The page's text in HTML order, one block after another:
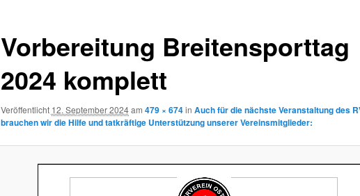
Vorbereitung Breitensporttag
2024 komplett
Veröffentlicht 12. September 2024am 479 × 674in Auch für die nächste Veranstaltung des
brauchen wir die Hilfe und tatkräftige Unterstützung unserer Vereinsmitglieder: